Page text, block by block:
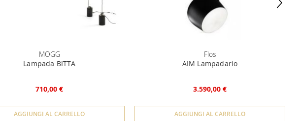
MOGG
Lampada BITTA
710,00 €
AGGIUNGI AL CARRELLO
Flos
AIM Lampadario
3.590,00 €
AGGIUNGI AL CARRELLO